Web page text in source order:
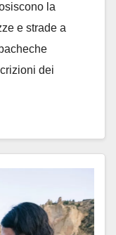
la
e strade a
dei